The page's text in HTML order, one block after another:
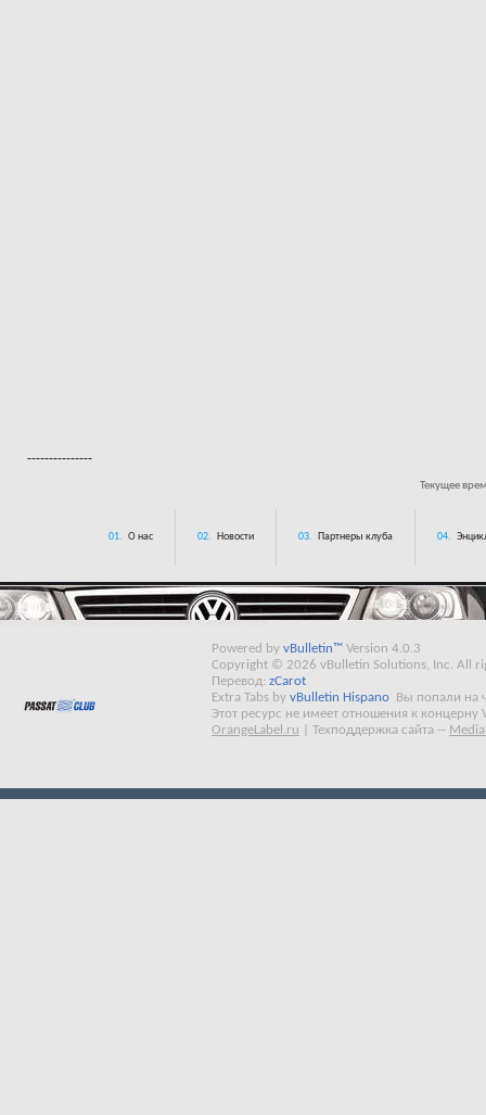
---------------
Текущее
01. О нас 02. Новости 03. Партнеры клуба 04.
Powered by vBulletin™ Version 4.0.3
Copyright © 2026 vBulletin Solutions, Inc. All
Перевод: zCarot
Extra Tabs by vBulletin Hispano
Вы попали на
Этот ресурс не имеет отношения к концерну
OrangeLabel.ru
Техподдержка сайта --